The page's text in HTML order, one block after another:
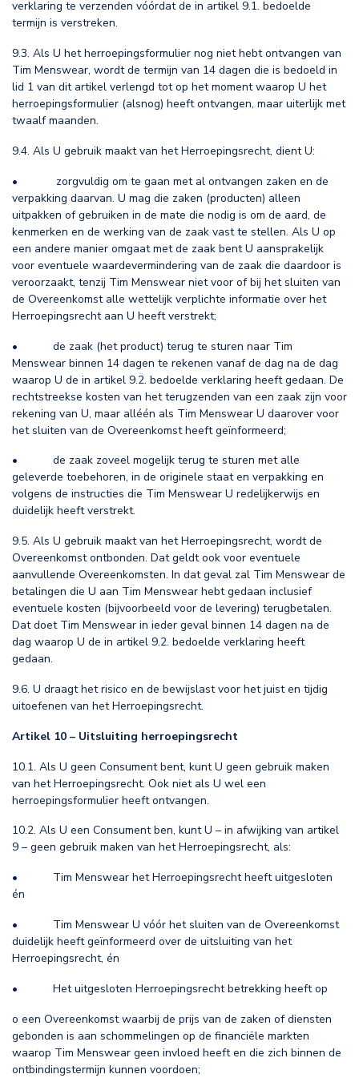
verklaring te verzenden vóórdat de in artikel 9.1. bedoelde
termijn is verstreken.
9.3. Als U het herroepingsformulier nog niet hebt ontvangen van
Tim Menswear, wordt de termijn van 14 dagen die is bedoeld in
lid 1 van dit artikel verlengd tot op het moment waarop U het
herroepingsformulier (alsnog) heeft ontvangen, maar uiterlijk met
twaalf maanden.
9.4. Als U gebruik maakt van het Herroepingsrecht, dient U:
• zorgvuldig om te gaan met al ontvangen zaken en de
verpakking daarvan. U mag die zaken (producten) alleen
uitpakken of gebruiken in de mate die nodig is om de aard, de
kenmerken en de werking van de zaak vast te stellen. Als U op
een andere manier omgaat met de zaak bent U aansprakelijk
voor eventuele waardevermindering van de zaak die daardoor is
veroorzaakt, tenzij Tim Menswear niet voor of bij het sluiten van
de Overeenkomst alle wettelijk verplichte informatie over het
Herroepingsrecht aan U heeft verstrekt;
• de zaak (het product) terug te sturen naar Tim
Menswear binnen 14 dagen te rekenen vanaf de dag na de dag
waarop U de in artikel 9.2. bedoelde verklaring heeft gedaan. De
rechtstreekse kosten van het terugzenden van een zaak zijn voor
rekening van U, maar alléén als Tim Menswear U daarover voor
het sluiten van de Overeenkomst heeft geïnformeerd;
• de zaak zoveel mogelijk terug te sturen met alle
geleverde toebehoren, in de originele staat en verpakking en
volgens de instructies die Tim Menswear U redelijkerwijs en
duidelijk heeft verstrekt.
9.5. Als U gebruik maakt van het Herroepingsrecht, wordt de
Overeenkomst ontbonden. Dat geldt ook voor eventuele
aanvullende Overeenkomsten. In dat geval zal Tim Menswear de
betalingen die U aan Tim Menswear hebt gedaan inclusief
eventuele kosten (bijvoorbeeld voor de levering) terugbetalen.
Dat doet Tim Menswear in ieder geval binnen 14 dagen na de
dag waarop U de in artikel 9.2. bedoelde verklaring heeft
gedaan.
9.6. U draagt het risico en de bewijslast voor het juist en tijdig
uitoefenen van het Herroepingsrecht.
Artikel 10 – Uitsluiting herroepingsrecht
10.1. Als U geen Consument bent, kunt U geen gebruik maken
van het Herroepingsrecht. Ook niet als U wel een
herroepingsformulier heeft ontvangen.
10.2. Als U een Consument ben, kunt U – in afwijking van artikel
9 – geen gebruik maken van het Herroepingsrecht, als:
• Tim Menswear het Herroepingsrecht heeft uitgesloten
én
• Tim Menswear U vóór het sluiten van de Overeenkomst
duidelijk heeft geïnformeerd over de uitsluiting van het
Herroepingsrecht, én
• Het uitgesloten Herroepingsrecht betrekking heeft op
o een Overeenkomst waarbij de prijs van de zaken of diensten
gebonden is aan schommelingen op de financiële markten
waarop Tim Menswear geen invloed heeft en die zich binnen de
ontbindingstermijn kunnen voordoen;